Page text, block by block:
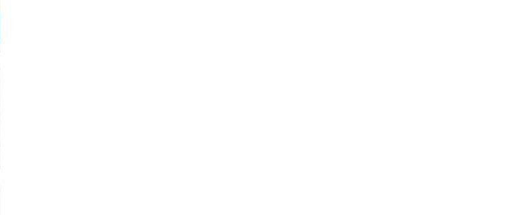
送日数内に発送しています
いね！